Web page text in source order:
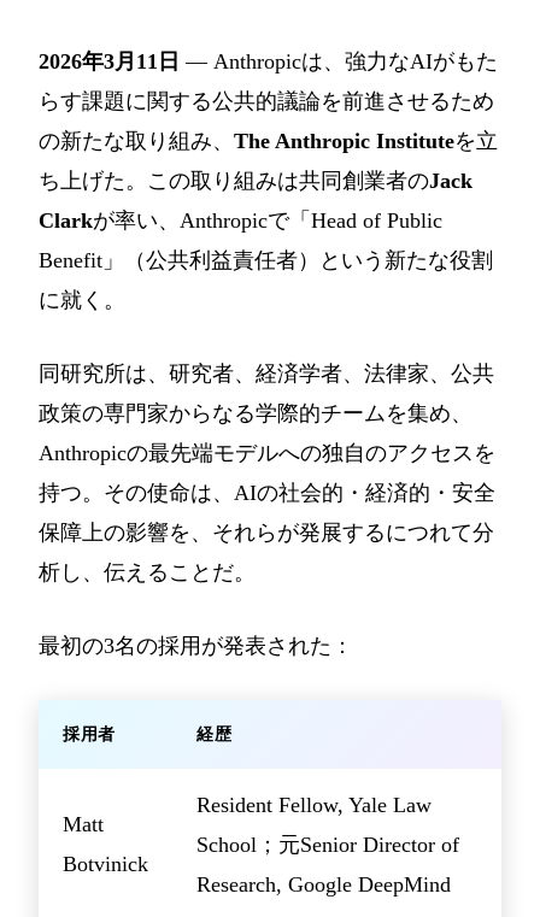
2026年3月11日 — Anthropicは、強力なAIがもた
らす課題に関する公共的議論を前進させるため
の新たな取り組み、 The Anthropic Instituteを立
ち上げた。この取り組みは共同創業者のJack
Clarkが率い、Anthropicで「Head of Public
Benefit」（公共利益責任者）という新たな役割
に就く。
同研究所は、研究者、経済学者、法律家、公共
政策の専門家からなる学際的チームを集め、
Anthropicの最先端モデルへの独自のアクセスを
持つ。その使命は、AIの社会的・経済的・安全
保障上の影響を、それらが発展するにつれて分
析し、伝えることだ。
最初の3名の採用が発表された：
採用者 経歴
Matt
Botvinick
Resident Fellow, Yale Law
School；元Senior Director of
Research, Google DeepMind